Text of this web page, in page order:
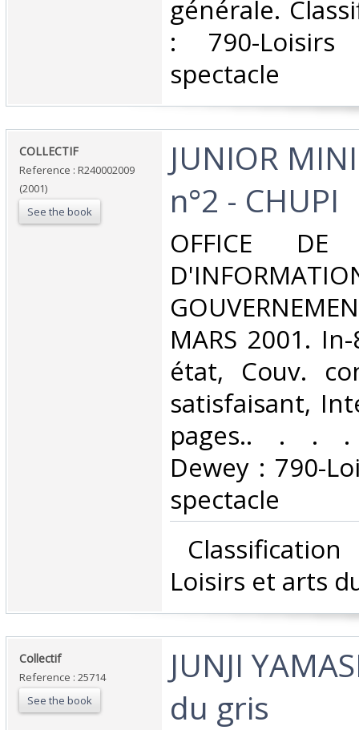
générale.
: 790-
spectacle‎
‎COLLECTIF‎
Reference : R240002009
(2001)
See the book
‎JUNIOR
n°2 - CHUPI‎
‎OFFICE DE
MARS 2001.
état, Couv.
satisfaisant,
pages.. . . .
Dewey : 790-
spectacle‎
Loisirs et arts
‎Collectif‎
Reference : 25714
See the book
‎JUNJI
du gris‎